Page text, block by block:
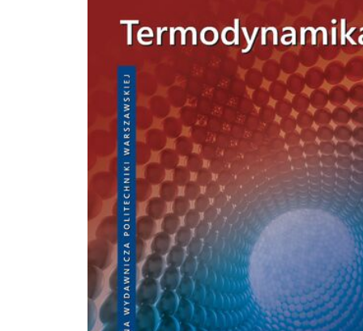
charakterystyk elementów i układów automatyki zawiera rozdział 7. W
omówiono właściwości statyczne i dynamiczne podstawowych elementów
przykładami. Rozdział 9 zawiera opis budowy i przekształcania schematów
blokowych. W rozdziale 10 omówiono rodzaje i właściwości regulatorów. W
11 przedstawiono kryteria oceny układów automatyki, a w tym kryteria
korekcję układów, kryteria oceny układów w stanach ustalonych oraz kryteria
stanów dynamicznych układów automatyki.